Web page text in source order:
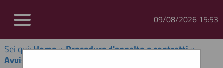
09/08/2026 15:53
Sei qui:Home»Procedure d'appalto e contratti»
Avvisi pubblici